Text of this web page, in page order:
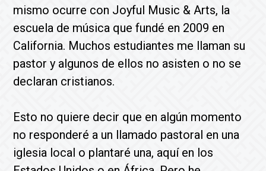
mismo ocurre con Joyful Music & Arts, la
escuela de música que fundé en 2009 en
California. Muchos estudiantes me llaman su
pastor y algunos de ellos no asisten o no se
declaran cristianos.
Esto no quiere decir que en algún momento
no responderé a un llamado pastoral en una
iglesia local o plantaré una, aquí en los